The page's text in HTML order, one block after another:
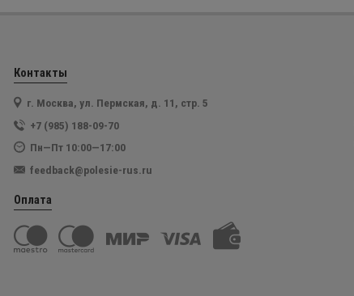
Контакты
г. Москва, ул. Пермская, д. 11, стр. 5
+7 (985) 188-09-70
Пн—Пт 10:00—17:00
feedback@polesie-rus.ru
Оплата